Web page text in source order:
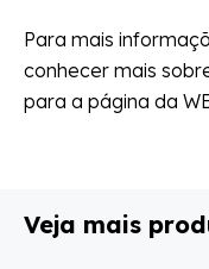
Para mais
conhecer mais
para a página da
Veja mais